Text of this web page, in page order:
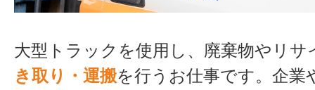
大型トラックを使用し、廃棄物やリサ
き取り・運搬を行うお仕事です。企業